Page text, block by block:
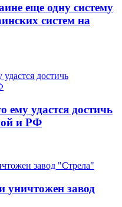
еще одну систему
систем на
ему удастся достичь
и РФ
уничтожен завод